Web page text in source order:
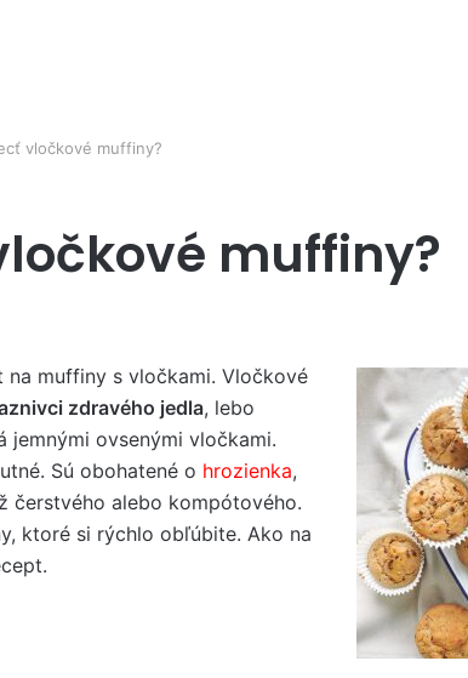
vločkové muffiny?
muffiny?
na muffiny s vločkami. Vločkové
zdravého jedla, lebo
jemnými ovsenými vločkami.
Sú obohatené o hrozienka,
čerstvého alebo kompótového.
ktoré si rýchlo obľúbite. Ako na